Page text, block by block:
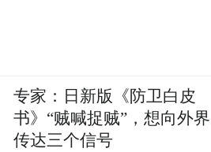
专家：日新版《防卫白皮
书》“贼喊捉贼”，想向外界
传达三个信号